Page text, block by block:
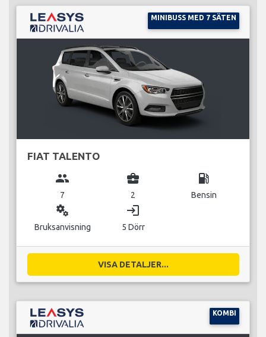
MINIBUSS MED 7 SÄTEN
FIAT TALENTO
group
7
business_center
2
local_gas_station
Bensin
miscellaneous_services
Bruksanvisning
login
5 Dörr
VISA DETALJER...
KOMBI